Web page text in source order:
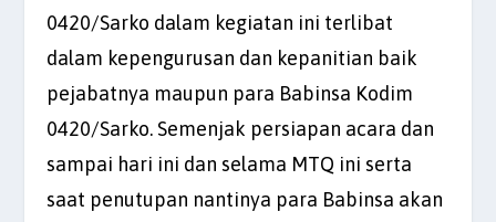
0420/Sarko dalam kegiatan ini terlibat
dalam kepengurusan dan kepanitian baik
pejabatnya maupun para Babinsa Kodim
0420/Sarko. Semenjak persiapan acara dan
sampai hari ini dan selama MTQ ini serta
saat penutupan nantinya para Babinsa akan